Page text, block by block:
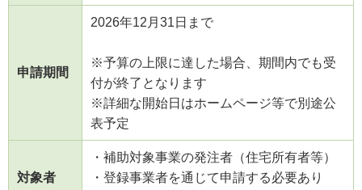
申請期間
2026年12月31日まで
※予算の上限に達した場合、期間内でも受
付が終了となります
※詳細な開始日はホームページ等で別途公
表予定
対象者
・補助対象事業の発注者（住宅所有者等）
・登録事業者を通じて申請する必要あり